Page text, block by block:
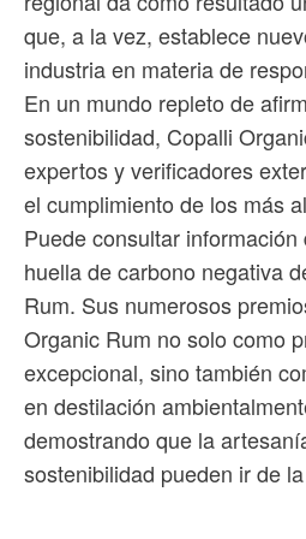
que, a la vez, establece
industria en materia de
En un mundo repleto de
sostenibilidad, Copalli
expertos y verificadores
el cumplimiento de los más
Puede consultar
huella de carbono negativa
Rum. Sus numerosos
Organic Rum no solo como
excepcional, sino también
en destilación
demostrando que la
sostenibilidad pueden ir de